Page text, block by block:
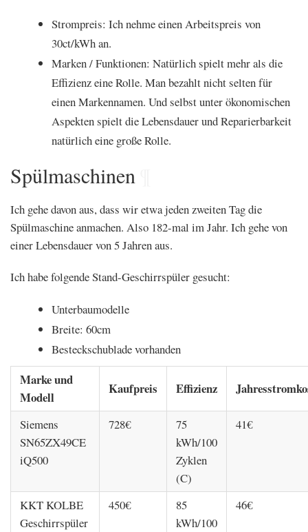
Strompreis: Ich nehme einen Arbeitspreis von
30ct/kWh an.
Marken / Funktionen: Natürlich spielt mehr als die
Effizienz eine Rolle. Man bezahlt nicht selten für
einen Markennamen. Und selbst unter ökonomischen
Aspekten spielt die Lebensdauer und Reparierbarkeit
natürlich eine große Rolle.
Spülmaschinen
Ich gehe davon aus, dass wir etwa jeden zweiten Tag die
Spülmaschine anmachen. Also 182-mal im Jahr. Ich gehe von
einer Lebensdauer von 5 Jahren aus.
Ich habe folgende Stand-Geschirrspüler gesucht:
Unterbaumodelle
Breite: 60cm
Besteckschublade vorhanden
Marke und
Modell
Kaufpreis Effizienz
Siemens
SN65ZX49CE
iQ500
728€
75
kWh/100
Zyklen
(C)
41€
KKT KOLBE
Geschirrspüler
450€
85
kWh/100
46€